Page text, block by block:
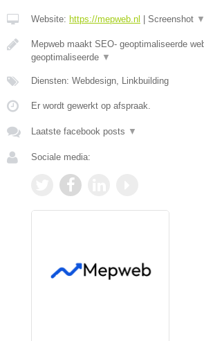
Website: https://mepweb.nl Screenshot ▼
Mepweb maakt SEO- geoptimaliseerde
geoptimaliseerde ▼
Diensten: Webdesign, Linkbuilding
Er wordt gewerkt op afspraak.
Laatste facebook posts ▼
Sociale media: